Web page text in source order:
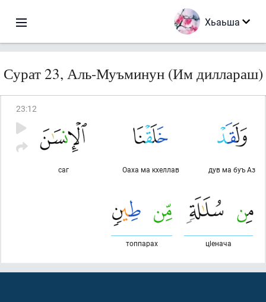
Хьаьша
Сурат 23, Аль-Муъминун (Им диллараш)
23:12
дув ма буъ Аз
Оаха ма кхеллав
саг
цlенача
топпарах